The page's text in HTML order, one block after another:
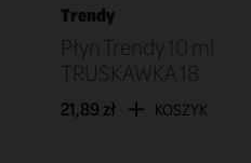
Trendy
Płyn Trendy 10 ml
TRUSKAWKA 18
21,89 zł KOSZYK